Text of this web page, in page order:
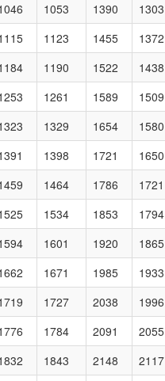
1053 1390 1303
1123 1455 1372
1190 1522 1438
1261 1589 1509
1329 1654 1580
1398 1721 1650
1464 1786 1721
1534 1853 1794
1601 1920 1865
1671 1985 1933
1727 2038 1996
1784 2091 2055
1843 2148 2117